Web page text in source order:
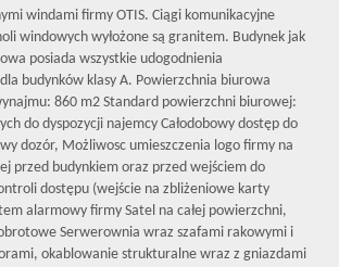
windami firmy OTIS. Ciągi komunikacyjne
windowych wyłożone są granitem. Budynek jak
posiada wszystkie udogodnienia
budynków klasy A. Powierzchnia biurowa
860 m2 Standard powierzchni biurowej:
do dyspozycji najemcy Całodobowy dostęp do
dozór, Możliwosc umieszczenia logo firmy na
przed budynkiem oraz przed wejściem do
dostępu (wejście na zbliżeniowe karty
alarmowy firmy Satel na całej powierzchni,
Serwerownia wraz szafami rakowymi i
okablowanie strukturalne wraz z gniazdami